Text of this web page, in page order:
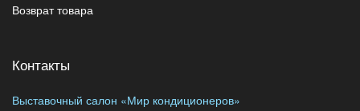
Возврат товара
Контакты
Выставочный салон «Мир кондиционеров»